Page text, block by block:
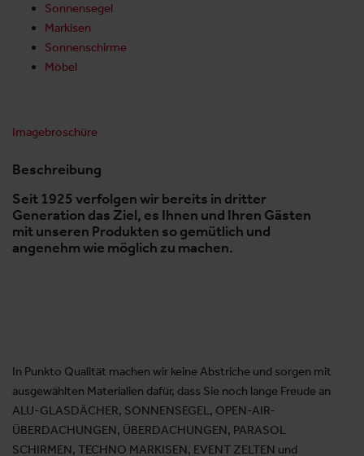
Sonnensegel
Markisen
Sonnenschirme
Möbel
Imagebroschüre
Beschreibung
Seit 1925 verfolgen wir bereits in dritter
Generation das Ziel, es Ihnen und Ihren Gästen
mit unseren Produkten so gemütlich und
angenehm wie möglich zu machen.
In Punkto Qualität machen wir keine Abstriche und sorgen mit
ausgewählten Materialien dafür, dass Sie noch lange Freude an
ALU-GLASDÄCHER, SONNENSEGEL, OPEN-AIR-
ÜBERDACHUNGEN, ÜBERDACHUNGEN, PARASOL
SCHIRMEN, TECHNO MARKISEN, EVENT ZELTEN und